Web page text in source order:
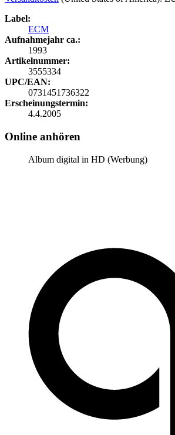
Label:
ECM
Aufnahmejahr ca.:
1993
Artikelnummer:
3555334
UPC/EAN:
0731451736322
Erscheinungstermin:
4.4.2005
Online anhören
Album digital in HD (Werbung)